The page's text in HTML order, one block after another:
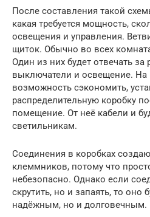
После составления такой
какая требуется мощность,
освещения и управления.
щиток. Обычно во всех
Один из них будет отвечать за
выключатели и освещение. На
возможность сэкономить,
распределительную коробку
помещение. От неё кабели и
светильникам.
Соединения в коробках
клеммников, потому что
небезопасно. Однако если
скрутить, но и запаять, то оно
надёжным, но и долговечным.